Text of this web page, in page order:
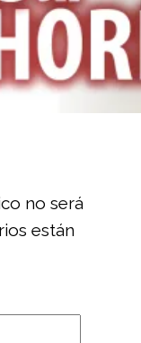
no será
están